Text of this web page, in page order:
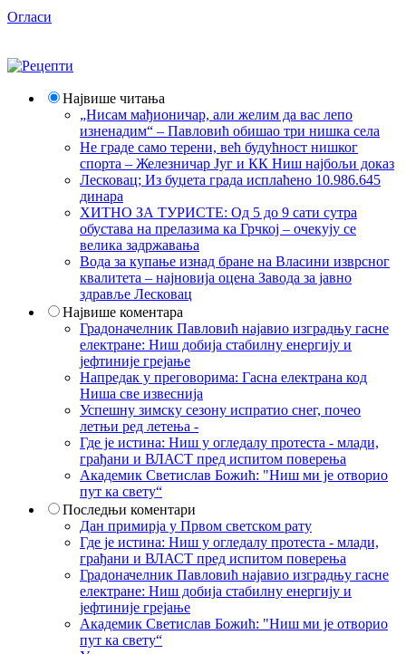
Огласи
Највише читања
„Нисам мађионичар, али желим да вас лепо
изненадим“ – Павловић обишао три нишка села
Не граде само терени, већ будућност нишког
спорта – Железничар Југ и КК Ниш најбољи доказ
Лесковац; Из буџета града исплаћено 10.986.645
динара
ХИТНО ЗА ТУРИСТЕ: Од 5 до 9 сати сутра
обустава на прелазима ка Грчкој – очекују се
велика задржавања
Вода за купање изнад бране на Власини изврсног
квалитета – најновија оцена Завода за јавно
здравље Лесковац
Највише коментара
Градоначелник Павловић најавио изградњу гасне
електране: Ниш добија стабилну енергију и
јефтиније грејање
Напредак у преговорима: Гасна електрана код
Ниша све извеснија
Успешну зимску сезону испратио снег, почео
летњи ред летења -
Где је истина: Ниш у огледалу протеста - млади,
грађани и ВЛАСТ пред испитом поверења
Академик Светислав Божић: "Ниш ми је отворио
пут ка свету“
Последњи коментари
Дан примирја у Првом светском рату
Где је истина: Ниш у огледалу протеста - млади,
грађани и ВЛАСТ пред испитом поверења
Градоначелник Павловић најавио изградњу гасне
електране: Ниш добија стабилну енергију и
јефтиније грејање
Академик Светислав Божић: "Ниш ми је отворио
пут ка свету“